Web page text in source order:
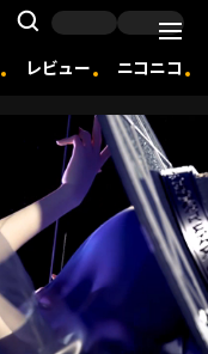
Search
レビュー ニコニコ